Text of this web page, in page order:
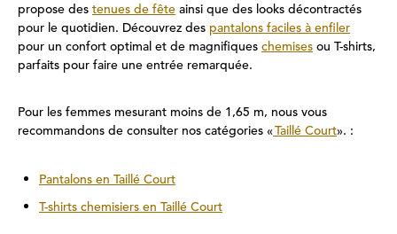
propose des tenues de fête ainsi que des looks décontractés
pour le quotidien. Découvrez des pantalons faciles à enfiler
pour un confort optimal et de magnifiques chemises ou T-shirts,
parfaits pour faire une entrée remarquée.
Pour les femmes mesurant moins de 1,65 m, nous vous
recommandons de consulter nos catégories «Taillé Court». :
Pantalons en Taillé Court
T-shirts chemisiers en Taillé Court